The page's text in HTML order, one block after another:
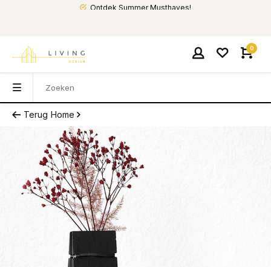
Ontdek Summer Musthaves!
0
Terug Home